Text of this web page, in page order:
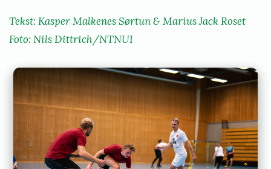
e
l
i
e
s
t
Tekst: Kasper Malkenes Sørtun & Marius Jack Roset
Foto: Nils Dittrich/NTNUI